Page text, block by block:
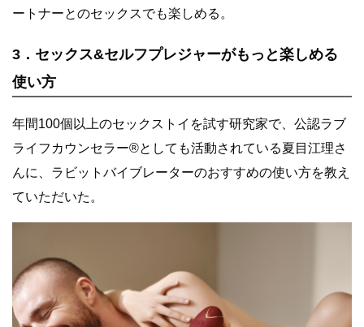
ートナーとのセックスでも楽しめる。
3．セックス&セルフプレジャーがもっと楽しめる
使い方
年間100個以上のセックストイを試す研究家で、公認ラブ
ライフカウンセラー®︎としても活動されている夏目江理さ
んに、ラビットバイブレーターのおすすめの使い方を教え
ていただいた。